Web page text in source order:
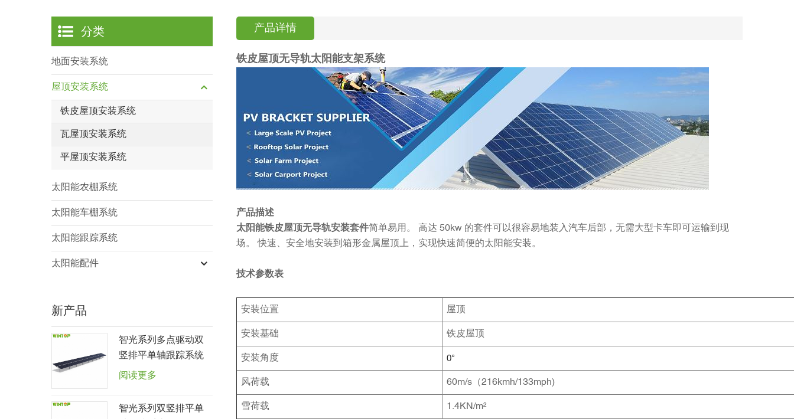
产品详情
铁皮屋顶无导轨太阳能支架系统
产品描述
太阳能铁皮屋顶无导轨安装套件简单易用。 高达 50kw 的套件可以很容易地装入汽车后部，无需大型卡车即可运输到现
场。 快速、安全地安装到箱形金属屋顶上，实现快速简便的太阳能安装。
技术参数表
安装位置 屋顶
安装基础 铁皮屋顶
安装角度 0°
风荷载 60m/s（216kmh/133mph)
雪荷载 1.4KN/m²
分类
地面安装系统
屋顶安装系统
铁皮屋顶安装系统
瓦屋顶安装系统
平屋顶安装系统
太阳能农棚系统
太阳能车棚系统
太阳能跟踪系统
太阳能配件
新产品
智光系列多点驱动双
竖排平单轴跟踪系统
阅读更多
智光系列双竖排平单